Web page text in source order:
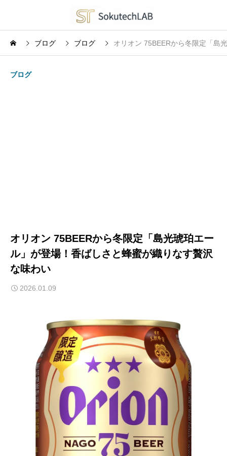
ブログ ブログ オリオン 75BEERから冬限定「島
ブログ
オリオン 75BEERから冬限定「島光琥珀エー
ル」が登場！香ばしさと蜂蜜が織りなす贅沢
な味わい
2026.01.09